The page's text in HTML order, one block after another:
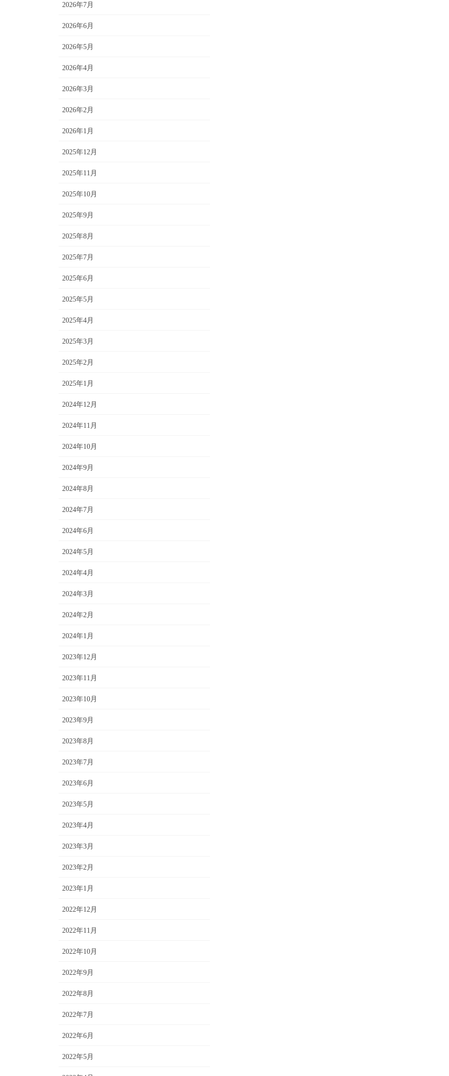
2026年7月
2026年6月
2026年5月
2026年4月
2026年3月
2026年2月
2026年1月
2025年12月
2025年11月
2025年10月
2025年9月
2025年8月
2025年7月
2025年6月
2025年5月
2025年4月
2025年3月
2025年2月
2025年1月
2024年12月
2024年11月
2024年10月
2024年9月
2024年8月
2024年7月
2024年6月
2024年5月
2024年4月
2024年3月
2024年2月
2024年1月
2023年12月
2023年11月
2023年10月
2023年9月
2023年8月
2023年7月
2023年6月
2023年5月
2023年4月
2023年3月
2023年2月
2023年1月
2022年12月
2022年11月
2022年10月
2022年9月
2022年8月
2022年7月
2022年6月
2022年5月